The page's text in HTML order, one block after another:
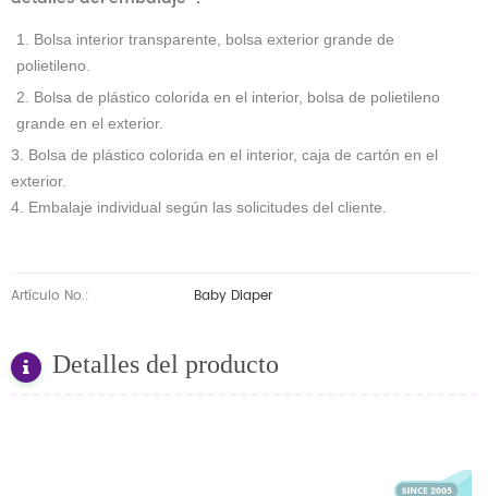
1. Bolsa interior transparente, bolsa exterior grande de
polietileno.
2. Bolsa de plástico colorida en el interior, bolsa de polietileno
grande en el exterior.
3. Bolsa de plástico colorida en el interior, caja de cartón en el
exterior.
4. Embalaje individual según las solicitudes del cliente.
Artículo No.: Baby Diaper
Detalles del producto